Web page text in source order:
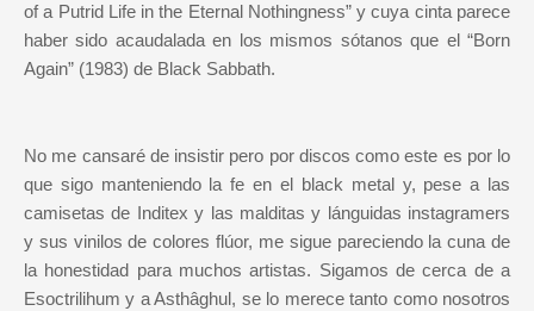
of a Putrid Life in the Eternal Nothingness” y cuya cinta parece
haber sido acaudalada en los mismos sótanos que el “Born
Again” (1983) de Black Sabbath.
No me cansaré de insistir pero por discos como este es por lo
que sigo manteniendo la fe en el black metal y, pese a las
camisetas de Inditex y las malditas y lánguidas instagramers
y sus vinilos de colores flúor, me sigue pareciendo la cuna de
la honestidad para muchos artistas. Sigamos de cerca de a
Esoctrilihum y a Asthâghul, se lo merece tanto como nosotros